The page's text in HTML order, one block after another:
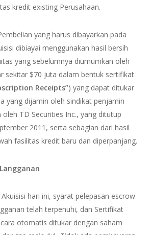
kredit existing Perusahaan.
yang harus dibayarkan pada
dibiayai menggunakan hasil bersih
yang sebelumnya diumumkan oleh
sekitar $70 juta dalam bentuk sertifikat
Receipts”) yang dapat ditukar
yang dijamin oleh sindikat penjamin
oleh TD Securities Inc., yang ditutup
2011, serta sebagian dari hasil
fasilitas kredit baru dan diperpanjang.
hari ini, syarat pelepasan escrow
telah terpenuhi, dan Sertifikat
otomatis ditukar dengan saham